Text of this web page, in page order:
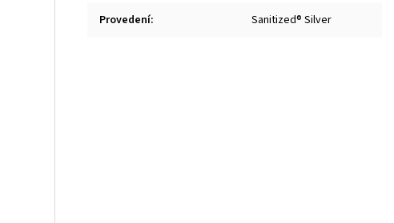
Provedení: Sanitized® Silver